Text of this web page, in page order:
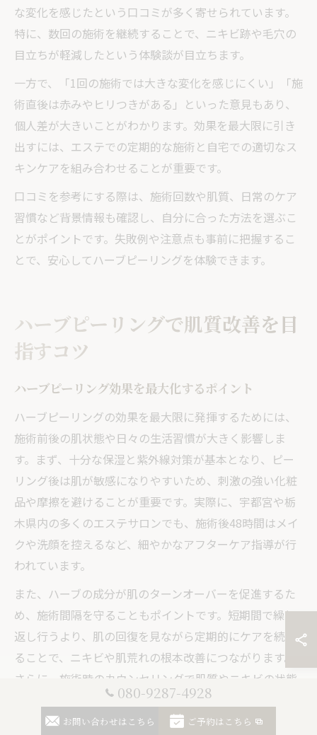
な変化を感じたという口コミが多く寄せられています。
特に、数回の施術を継続することで、ニキビ跡や毛穴の
目立ちが軽減したという体験談が目立ちます。
一方で、「1回の施術では大きな変化を感じにくい」「施
術直後は赤みやヒリつきがある」といった意見もあり、
個人差が大きいことがわかります。効果を最大限に引き
出すには、エステでの定期的な施術と自宅での適切なス
キンケアを組み合わせることが重要です。
口コミを参考にする際は、施術回数や肌質、日常のケア
習慣など背景情報も確認し、自分に合った方法を選ぶこ
とがポイントです。失敗例や注意点も事前に把握するこ
とで、安心してハーブピーリングを体験できます。
ハーブピーリングで肌質改善を目
指すコツ
ハーブピーリング効果を最大化するポイント
ハーブピーリングの効果を最大限に発揮するためには、
施術前後の肌状態や日々の生活習慣が大きく影響しま
す。まず、十分な保湿と紫外線対策が基本となり、ピー
リング後は肌が敏感になりやすいため、刺激の強い化粧
品や摩擦を避けることが重要です。実際に、宇都宮や栃
木県内の多くのエステサロンでも、施術後48時間はメイ
クや洗顔を控えるなど、細やかなアフターケア指導が行
われています。
また、ハーブの成分が肌のターンオーバーを促進するた
め、施術間隔を守ることもポイントです。短期間で繰り
返し行うより、肌の回復を見ながら定期的にケアを続け
ることで、ニキビや肌荒れの根本改善につながります。
さらに、施術時のカウンセリングで肌質やニキビの状態
をしっかり伝えることで、自分に合ったハーブピーリン
グの種類や濃度を選ぶことができ、トラブル予防にも役
080-9287-4928
お問い合わせはこちら ご予約はこちら